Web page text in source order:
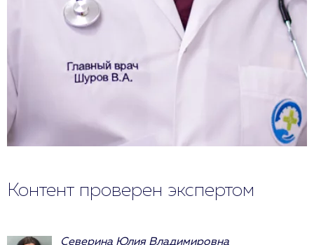
Контент проверен экспертом
Северина Юлия Владимировна